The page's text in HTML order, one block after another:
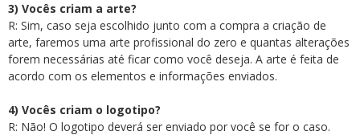
3) Vocês criam a arte?
R: Sim, caso seja escolhido junto com a compra a criação de
arte, faremos uma arte profissional do zero e quantas alterações
forem necessárias até ficar como você deseja. A arte é feita de
acordo com os elementos e informações enviados.
4) Vocês criam o logotipo?
R: Não! O logotipo deverá ser enviado por você se for o caso.